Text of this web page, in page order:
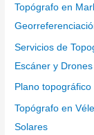
Topógrafo en
Servicios de
Escáner y Drones
Plano
Topógrafo en
Solares